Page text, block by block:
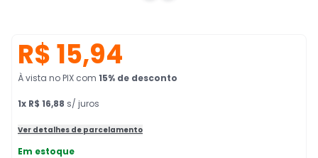
R$ 15,94
À vista no PIX com 15% de desconto
1x R$ 16,88 s/ juros
Ver detalhes de parcelamento
Em estoque